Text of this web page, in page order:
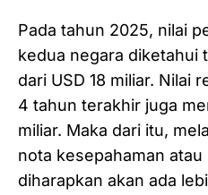
Pada tahun 2025, nilai
kedua negara diketahui
dari USD 18 miliar. Nilai
4 tahun terakhir juga
miliar. Maka dari itu,
nota kesepahaman
diharapkan akan ada